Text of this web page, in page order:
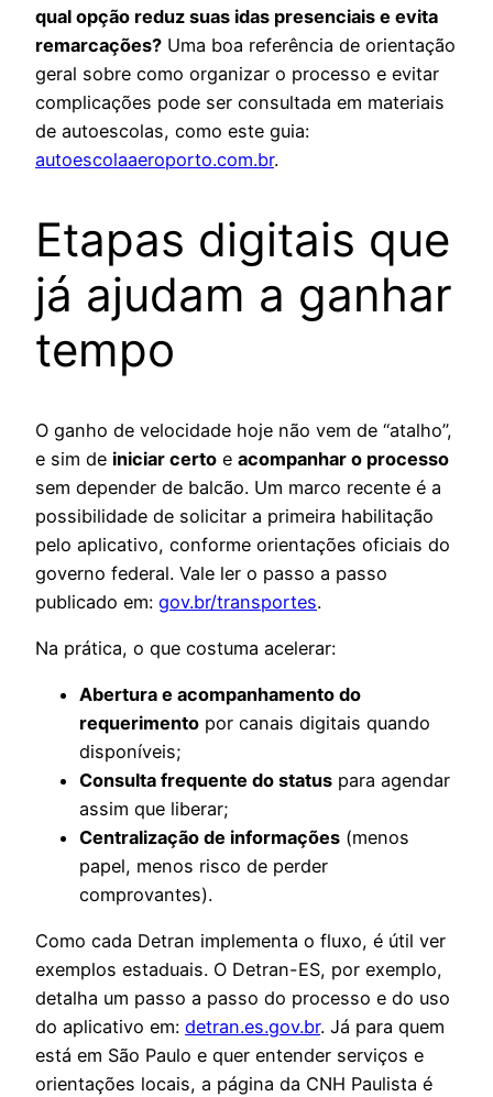
qual opção reduz suas idas presenciais e evita
remarcações? Uma boa referência de orientação
geral sobre como organizar o processo e evitar
complicações pode ser consultada em materiais
de autoescolas, como este guia:
autoescolaaeroporto.com.br.
Etapas digitais que
já ajudam a ganhar
tempo
O ganho de velocidade hoje não vem de “atalho”,
e sim de iniciar certo e acompanhar o processo
sem depender de balcão. Um marco recente é a
possibilidade de solicitar a primeira habilitação
pelo aplicativo, conforme orientações oficiais do
governo federal. Vale ler o passo a passo
publicado em: gov.br/transportes.
Na prática, o que costuma acelerar:
Abertura e acompanhamento do
requerimento por canais digitais quando
disponíveis;
Consulta frequente do status para agendar
assim que liberar;
Centralização de informações (menos
papel, menos risco de perder
comprovantes).
Como cada Detran implementa o fluxo, é útil ver
exemplos estaduais. O Detran-ES, por exemplo,
detalha um passo a passo do processo e do uso
do aplicativo em: detran.es.gov.br. Já para quem
está em São Paulo e quer entender serviços e
orientações locais, a página da CNH Paulista é